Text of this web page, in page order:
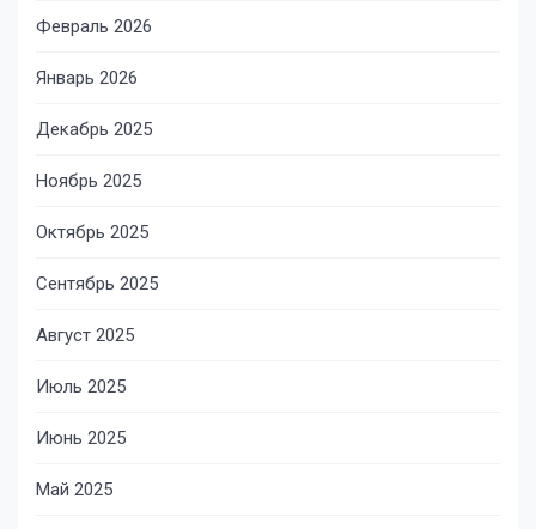
Февраль 2026
Январь 2026
Декабрь 2025
Ноябрь 2025
Октябрь 2025
Сентябрь 2025
Август 2025
Июль 2025
Июнь 2025
Май 2025